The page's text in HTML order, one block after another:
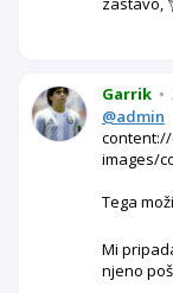
Garrik •
@admin
images/
Tega
Mi
njeno